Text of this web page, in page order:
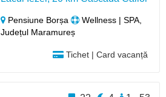
Pensiune Borșa
Wellness | SPA,
Județul Maramureș
Tichet | Card vacanță